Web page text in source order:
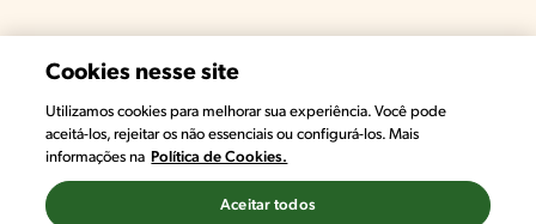
Cookies nesse site
Utilizamos cookies para melhorar sua experiência. Você pode
aceitá-los, rejeitar os não essenciais ou configurá-los. Mais
informações na Política de Cookies.
Aceitar todos